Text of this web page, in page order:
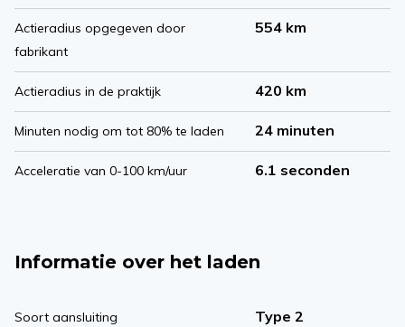
Actieradius opgegeven door
fabrikant
554 km
Actieradius in de praktijk 420 km
Minuten nodig om tot 80% te laden 24 minuten
Acceleratie van 0-100 km/uur 6.1 seconden
Informatie over het laden
Soort aansluiting Type 2